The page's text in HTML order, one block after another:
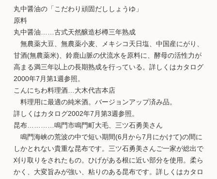
丸中醤油の「こだわり頑固だししょうゆ」
原料
丸中醤油……古式天然醸造杉樽三年熟成
無農薬大豆、無農薬小麦、メキシコ天日塩、中国産にがり、
甘酒(無農薬米)、鈴鹿山脈の伏流水を原料に、酵母の活性力が
高まる満三年以上の長期熟成を行っている。詳しくはカタログ
2000年7月第1週参照。
こんにちわ料理酒…大木代吉本店
料理用に最適の純米酒。バージョンアップ済み品。
詳しくはカタログ2002年7月第3週参照。
昆布…………鳴門市鳴門町大毛、三ツ石勇美さん
鳴門海峡の荒波の中で短い期間(6月から7月にかけて)の間に
しかとれない貴重な昆布です。三ツ石勇美さんご一家が総出で
刈り取りをされたもの。ひげがある根に近い部分を使用。柔ら
かく、大変旨みが強い、粘りのある昆布です。詳しくはカタロ